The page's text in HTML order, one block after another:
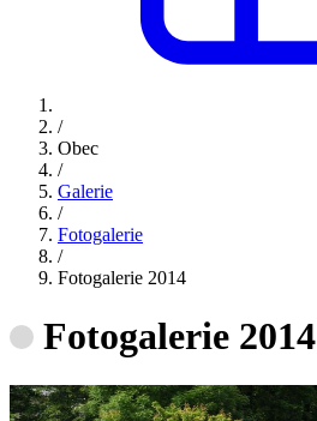
/
Obec
/
Galerie
/
Fotogalerie
/
Fotogalerie 2014
Fotogalerie 2014